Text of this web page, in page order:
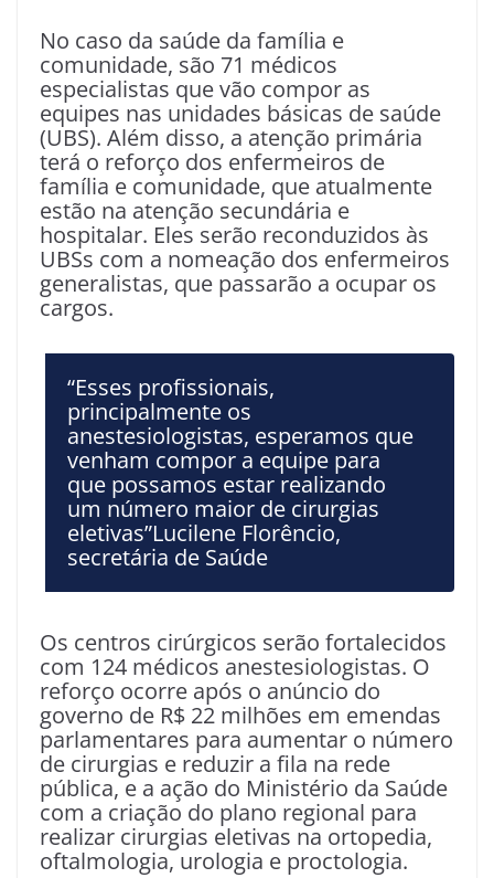
No caso da saúde da família e
comunidade, são 71 médicos
especialistas que vão compor as
equipes nas unidades básicas de saúde
(UBS). Além disso, a atenção primária
terá o reforço dos enfermeiros de
família e comunidade, que atualmente
estão na atenção secundária e
hospitalar. Eles serão reconduzidos às
UBSs com a nomeação dos enfermeiros
generalistas, que passarão a ocupar os
cargos.
“Esses profissionais,
principalmente os
anestesiologistas, esperamos que
venham compor a equipe para
que possamos estar realizando
um número maior de cirurgias
eletivas”Lucilene Florêncio,
secretária de Saúde
Os centros cirúrgicos serão fortalecidos
com 124 médicos anestesiologistas. O
reforço ocorre após o anúncio do
governo de R$ 22 milhões em emendas
parlamentares para aumentar o número
de cirurgias e reduzir a fila na rede
pública, e a ação do Ministério da Saúde
com a criação do plano regional para
realizar cirurgias eletivas na ortopedia,
oftalmologia, urologia e proctologia.